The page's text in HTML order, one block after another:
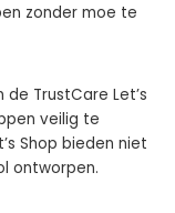
zonder moe te
de TrustCare Let’s
veilig te
Shop bieden niet
ontworpen.